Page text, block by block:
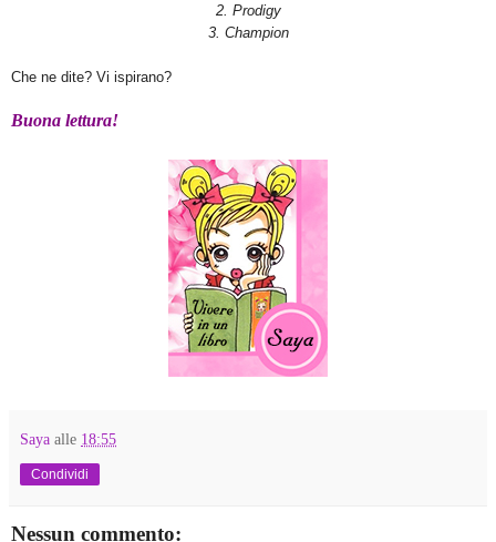
2. Prodigy
3. Champion
Che ne dite? Vi ispirano?
Buona lettura!
Saya alle 18:55
Condividi
Nessun commento: